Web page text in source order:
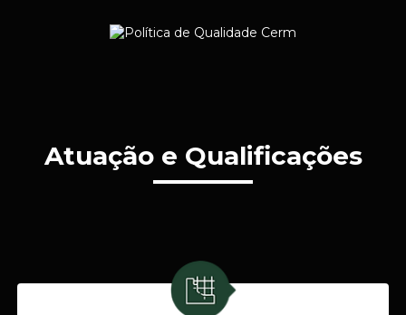
Atuação e Qualificações